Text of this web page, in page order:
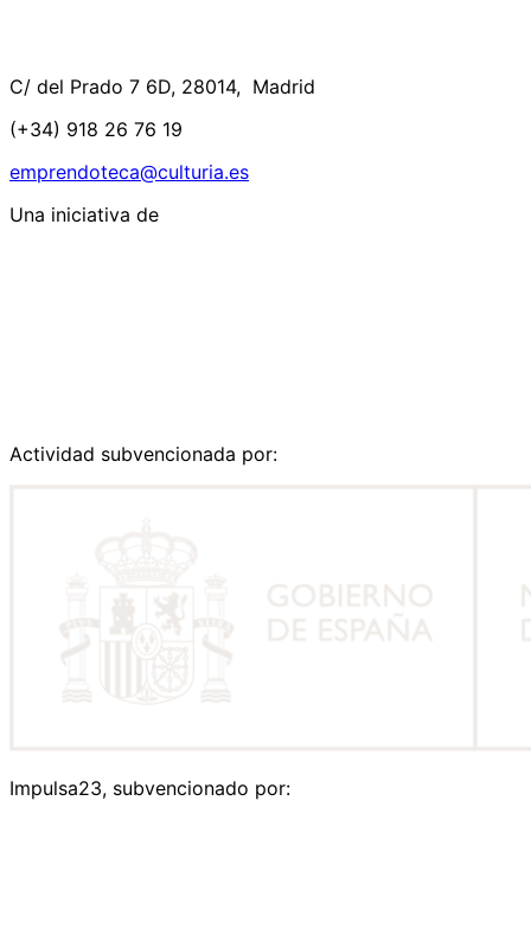
C/ del Prado 7 6D, 28014, Madrid
(+34) 918 26 76 19
emprendoteca@culturia.es
Una iniciativa de
Actividad subvencionada por:
Impulsa23, subvencionado por: